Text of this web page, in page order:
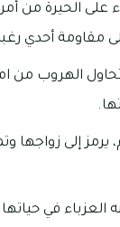
على الحيرة من
مقاومة أحدي
تحاول الهروب من
إلى زواجها
العزباء في